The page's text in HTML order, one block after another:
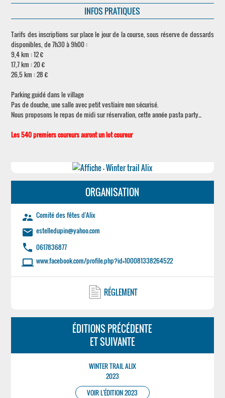
INFOS PRATIQUES
Tarifs des inscriptions sur place le jour de la course, sous réserve de dossards
disponibles, de 7h30 à 9h00 :
9,4 km : 12 €
17,7 km : 20 €
26,5 km : 28 €
Parking guidé dans le village
Pas de douche, une salle avec petit vestiaire non sécurisé.
Nous proposons le repas de midi sur réservation, cette année pasta party...
Les 540 premiers coureurs auront un lot coureur
ORGANISATION
supervisor_account Comité des fêtes d'Alix
email estelledupin@yahoo.com
phone 0617836877
laptop www.facebook.com/profile.php?id=100081338264522
RÉGLEMENT
ÉDITIONS PRÉCÉDENTE
ET SUIVANTE
WINTER TRAIL ALIX
2023
VOIR L'ÉDITION 2023